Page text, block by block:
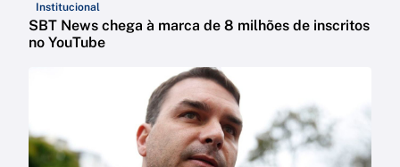
Institucional
SBT News chega à marca de 8 milhões de inscritos
no YouTube